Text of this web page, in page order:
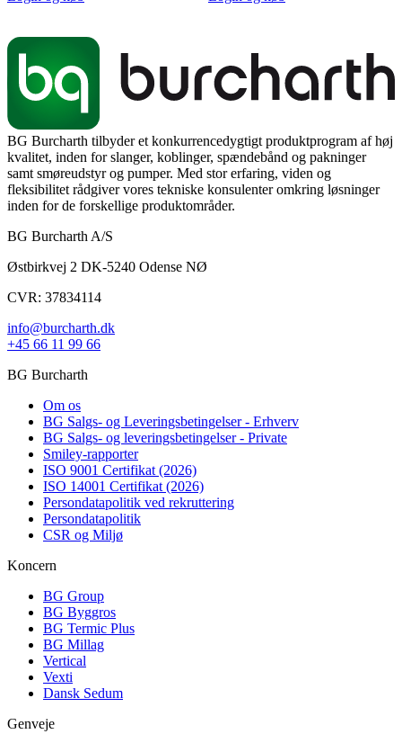
BG Burcharth tilbyder et konkurrencedygtigt produktprogram af høj
kvalitet, inden for slanger, koblinger, spændebånd og pakninger
samt smøreudstyr og pumper. Med stor erfaring, viden og
fleksibilitet rådgiver vores tekniske konsulenter omkring løsninger
inden for de forskellige produktområder.
BG Burcharth A/S
Østbirkvej 2 DK-5240 Odense NØ
CVR: 37834114
info@burcharth.dk
+45 66 11 99 66
BG Burcharth
Om os
BG Salgs- og Leveringsbetingelser - Erhverv
BG Salgs- og leveringsbetingelser - Private
Smiley-rapporter
ISO 9001 Certifikat (2026)
ISO 14001 Certifikat (2026)
Persondatapolitik ved rekruttering
Persondatapolitik
CSR og Miljø
Koncern
BG Group
BG Byggros
BG Termic Plus
BG Millag
Vertical
Vexti
Dansk Sedum
Genveje